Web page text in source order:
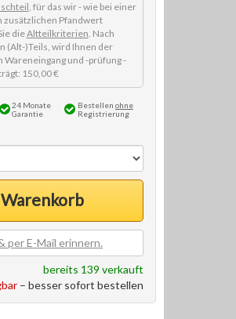
, für das wir - wie bei einer
zusätzlichen Pfandwert
dieAltteilkriterien. Nach
(Alt-)Teils, wird Ihnen der
Wareneingang und -prüfung -
150,00 €
24 Monate
Garantie
Bestellen ohne
Registrierung
per E-Mail erinnern.
bereits 139 verkauft
– besser sofort bestellen